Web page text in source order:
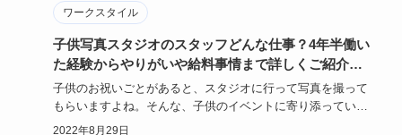
ワークスタイル
子供写真スタジオのスタッフどんな仕事？4年半働い
た経験からやりがいや給料事情まで詳しくご紹介し
ます！
子供のお祝いごとがあると、スタジオに行って写真を撮って
もらいますよね。そんな、子供のイベントに寄り添っている
のが子供写真ス…
2022年8月29日